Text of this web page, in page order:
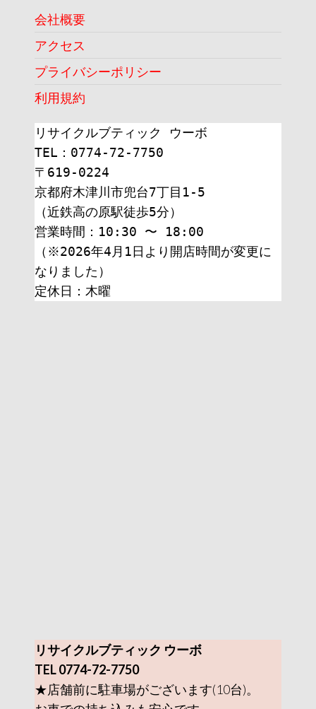
会社概要
アクセス
プライバシーポリシー
利用規約
リサイクルブティック ウーボ
TEL：0774-72-7750
〒619-0224
京都府木津川市兜台7丁目1-5
（近鉄高の原駅徒歩5分）
営業時間：10:30 〜 18:00
（※2026年4月1日より開店時間が変更に
なりました）
定休日：木曜
リサイクルブティック ウーボ
TEL 0774-72-7750
★店舗前に駐車場がございます(10台)。